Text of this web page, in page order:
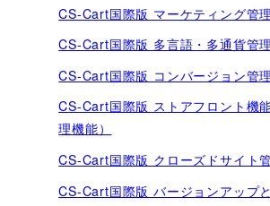
CS-Cart国際版 マーケティング管
CS-Cart国際版 多言語・多通貨管
CS-Cart国際版 コンバージョン管
CS-Cart国際版 ストアフロント機
理機能）
CS-Cart国際版 クローズドサイト
CS-Cart国際版 バージョンアップ